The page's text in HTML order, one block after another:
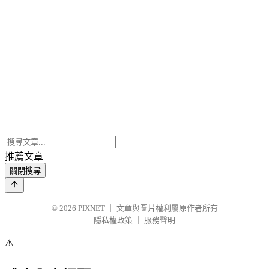
推薦文章
關閉搜尋
© 2026 PIXNET
文章與圖片權利屬原作者所有
隱私權政策
服務聲明
⚠️